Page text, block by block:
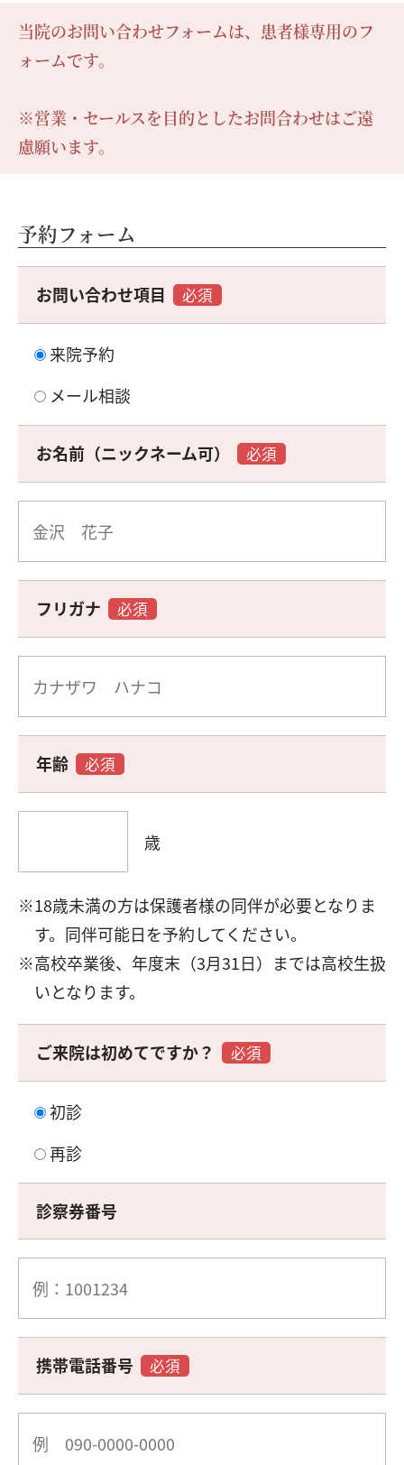
当院のお問い合わせフォームは、患者様専用のフ
ォームです。
※営業・セールスを目的としたお問合わせはご遠
慮願います。
予約フォーム
お問い合わせ項目 必須
来院予約
メール相談
お名前（ニックネーム可） 必須
フリガナ 必須
年齢 必須
歳
18歳未満の方は保護者様の同伴が必要となりま
す。同伴可能日を予約してください。
高校卒業後、年度末（3月31日）までは高校生扱
いとなります。
ご来院は初めてですか？ 必須
初診
再診
診察券番号
携帯電話番号 必須